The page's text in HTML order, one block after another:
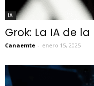
IA
Grok: La IA de
Canaemte - enero 15, 2025